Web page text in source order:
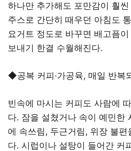
하나만 추가해도 포만감이 훨
주스로 간단히 때우던 아침도
요거트 정도로 바꾸면 배고픔
보내기 한결 수월해진다.
◆공복 커피·가공육, 매일 반복
빈속에 마시는 커피도 사람에
다. 잠을 설쳤거나 속이 예민한
에 속쓰림, 두근거림, 위장 불편
다. 시럽이나 설탕이 들어간 커